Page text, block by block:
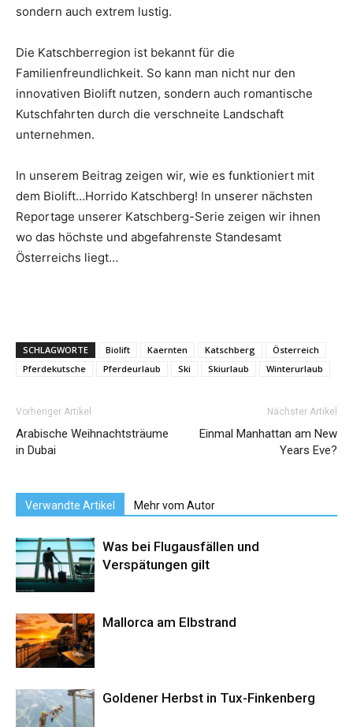
sondern auch extrem lustig.
Die Katschberregion ist bekannt für die
Familienfreundlichkeit. So kann man nicht nur den
innovativen Biolift nutzen, sondern auch romantische
Kutschfahrten durch die verschneite Landschaft
unternehmen.
In unserem Beitrag zeigen wir, wie es funktioniert mit
dem Biolift…Horrido Katschberg! In unserer nächsten
Reportage unserer Katschberg-Serie zeigen wir ihnen
wo das höchste und abgefahrenste Standesamt
Österreichs liegt…
SCHLAGWORTE Biolift Kaernten Katschberg
Österreich
Pferdekutsche
Pferdeurlaub Ski Skiurlaub Winterurlaub
Vorheriger Artikel
Arabische Weihnachtsträume
in Dubai
Nächster Artikel
Einmal Manhattan am New
Years Eve?
Verwandte Artikel Mehr vom Autor
Was bei Flugausfällen und
Verspätungen gilt
Mallorca am Elbstrand
Goldener Herbst in Tux-Finkenberg